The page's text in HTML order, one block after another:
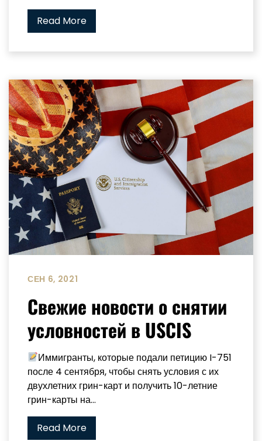
Read More
СЕН 6, 2021
Свежие новости о снятии
условностей в USCIS
Иммигранты, которые подали петицию I-751
после 4 сентября, чтобы снять условия с их
двухлетних грин-карт и получить 10-летние
грин-карты на...
Read More